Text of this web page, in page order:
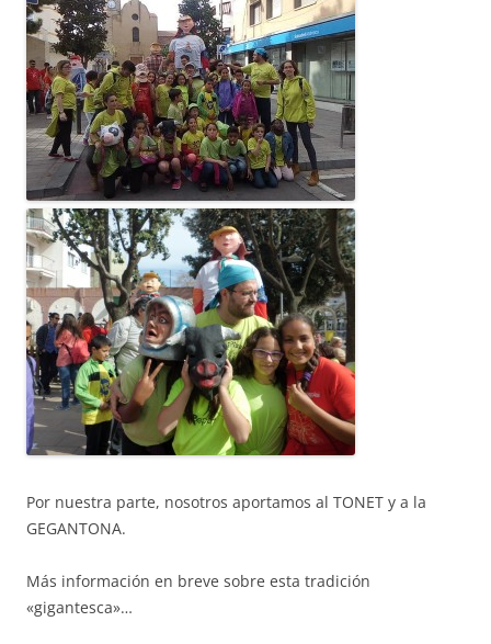
Por nuestra parte, nosotros aportamos al TONET y a la
GEGANTONA.
Más información en breve sobre esta tradición
«gigantesca»…
Memòria d'activitats
Proposta educativa
ACTUALITAT
Notícies
Butlletins
Diari de la Fundació
Fundesplai als mitjans
Xarxes socials
COL·LABORA
Fes voluntariat
Treballa amb nosaltres